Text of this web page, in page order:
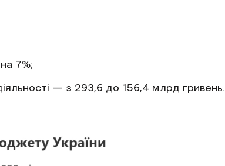
7%;
— з 293,6 до 156,4 млрд гривень.